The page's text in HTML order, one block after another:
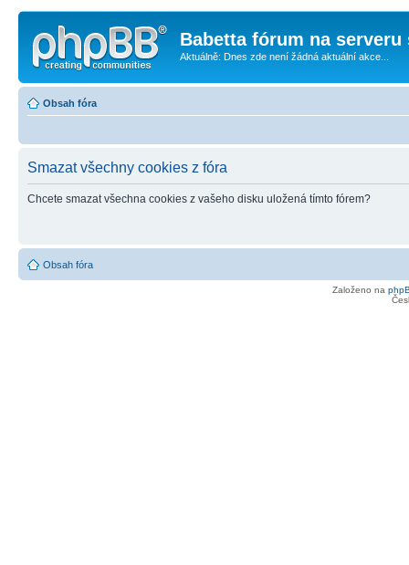
Babetta fórum na serveru
Aktuálně: Dnes zde není žádná aktuální akce...
Obsah fóra
Smazat všechny cookies z fóra
Chcete smazat všechna cookies z vašeho disku uložená tímto fórem?
Obsah fóra
Založeno na